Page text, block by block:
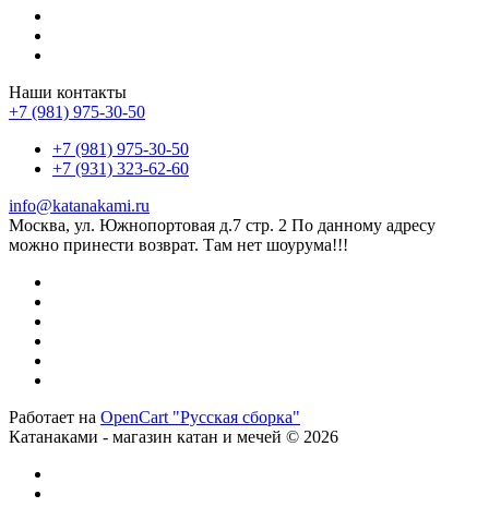
Наши контакты
+7 (981) 975-30-50
+7 (981) 975-30-50
+7 (931) 323-62-60
info@katanakami.ru
Москва, ул. Южнопортовая д.7 стр. 2 По данному адресу
можно принести возврат. Там нет шоурума!!!
Работает на OpenCart "Русская сборка"
Катанаками - магазин катан и мечей © 2026